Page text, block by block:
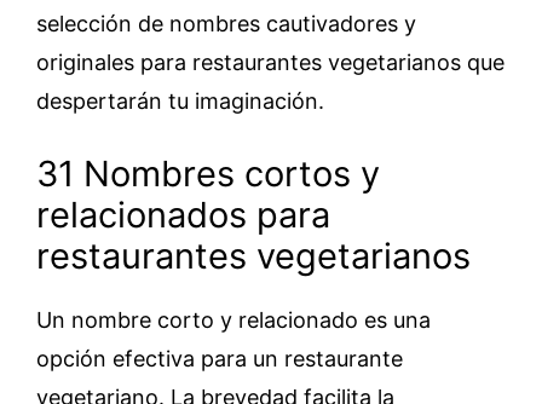
selección de nombres cautivadores y
originales para restaurantes vegetarianos que
despertarán tu imaginación.
31 Nombres cortos y
relacionados para
restaurantes vegetarianos
Un nombre corto y relacionado es una
opción efectiva para un restaurante
vegetariano. La brevedad facilita la